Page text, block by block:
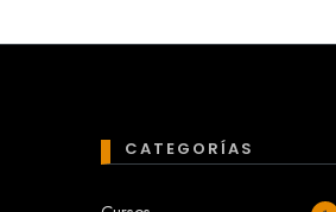
CATEGORÍAS